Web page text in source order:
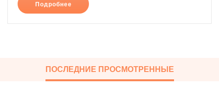
Подробнее
ПОСЛЕДНИЕ ПРОСМОТРЕННЫЕ